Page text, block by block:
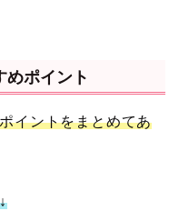
めポイント
イントをまとめてあ